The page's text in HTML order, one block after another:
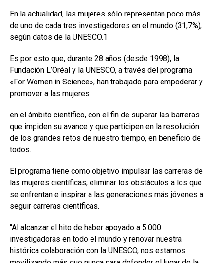
En la actualidad, las mujeres sólo representan poco más
de uno de cada tres investigadores en el mundo (31,7%),
según datos de la UNESCO.1
Es por esto que, durante 28 años (desde 1998), la
Fundación L’Oréal y la UNESCO, a través del programa
«For Women in Science», han trabajado para empoderar y
promover a las mujeres
en el ámbito científico, con el fin de superar las barreras
que impiden su avance y que participen en la resolución
de los grandes retos de nuestro tiempo, en beneficio de
todos.
El programa tiene como objetivo impulsar las carreras de
las mujeres científicas, eliminar los obstáculos a los que
se enfrentan e inspirar a las generaciones más jóvenes a
seguir carreras científicas.
“Al alcanzar el hito de haber apoyado a 5.000
investigadoras en todo el mundo y renovar nuestra
histórica colaboración con la UNESCO, nos estamos